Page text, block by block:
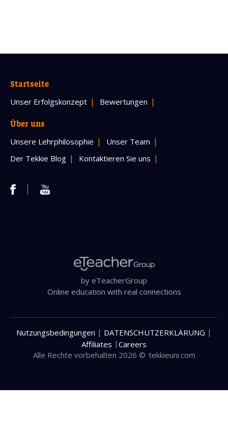
Startseite
Unser Erfolgskonzept Bewertungen
Über uns
Unsere Lehrphilosophie
Unser Team
Der Tekkie Blog
Kontaktieren Sie uns
by eTeacherGroup
Online education with real connections
Alle Rechte vorbehalten 2026 © tekkieuni.com
Nutzungsbedingungen | DATENSCHUTZERKLÄRUNG |
Affiliates | Careers